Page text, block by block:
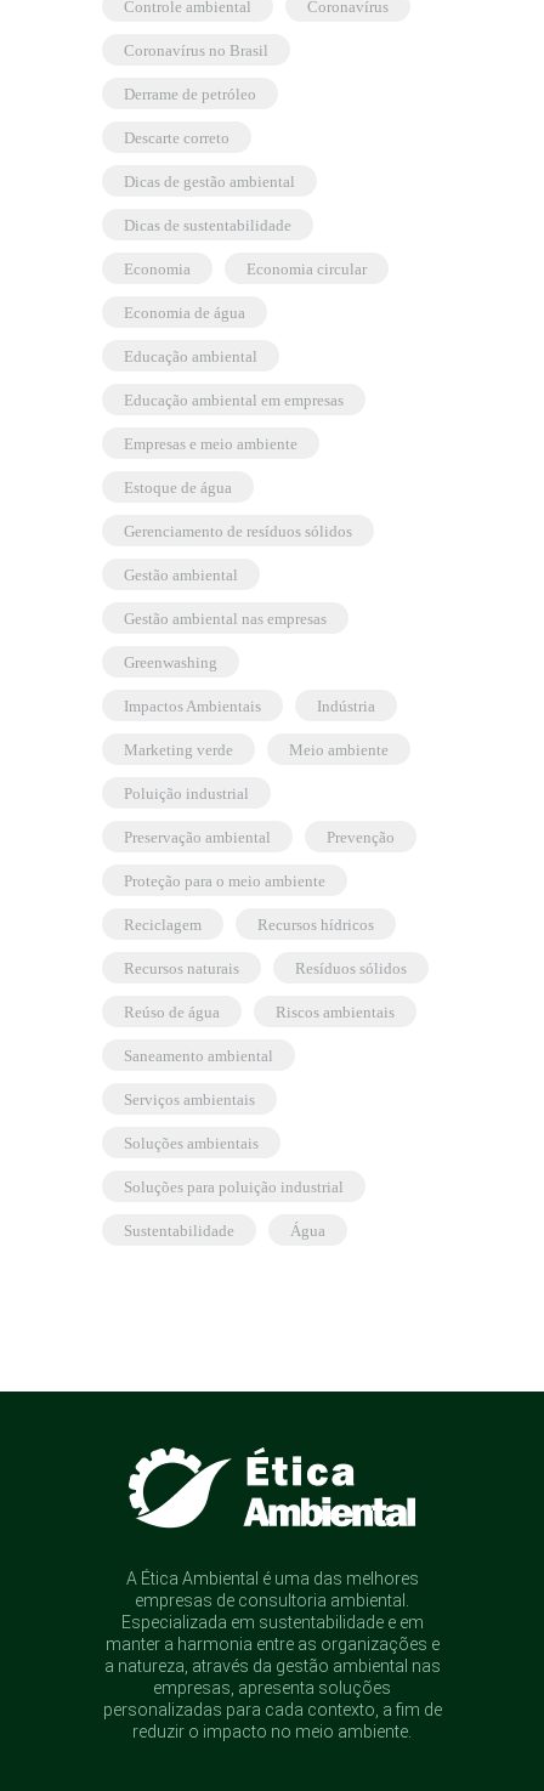
controle ambiental coronavírus
coronavírus no Brasil
derrame de petróleo
descarte correto
dicas de gestão ambiental
dicas de sustentabilidade
economia economia circular
economia de água
educação ambiental
educação ambiental em empresas
empresas e meio ambiente
estoque de água
gerenciamento de resíduos sólidos
gestão ambiental
gestão ambiental nas empresas
greenwashing
Impactos Ambientais indústria
marketing verde meio ambiente
poluição industrial
preservação ambiental prevenção
proteção para o meio ambiente
reciclagem recursos hídricos
recursos naturais resíduos sólidos
reúso de água riscos ambientais
saneamento ambiental
serviços ambientais
soluções ambientais
soluções para poluição industrial
sustentabilidade água
A Ética Ambiental é uma das melhores
empresas de consultoria ambiental.
Especializada em sustentabilidade e em
manter a harmonia entre as organizações e
a natureza, através da gestão ambiental nas
empresas, apresenta soluções
personalizadas para cada contexto, a fim de
reduzir o impacto no meio ambiente.